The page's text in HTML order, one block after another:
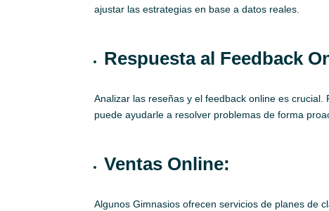
ajustar las estrategias en base a datos reales.
Respuesta al Feedback
Analizar las reseñas y el feedback online es
puede ayudarle a resolver problemas de forma
Ventas Online:
Algunos Gimnasios ofrecen servicios de planes de